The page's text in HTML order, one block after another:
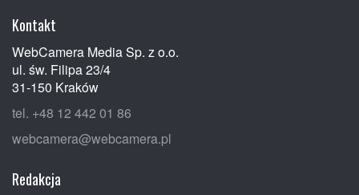
Kontakt
WebCamera Media Sp. z o.o.
ul. św. Filipa 23/4
31-150 Kraków
tel. +48 12 442 01 86
webcamera@webcamera.pl
Redakcja